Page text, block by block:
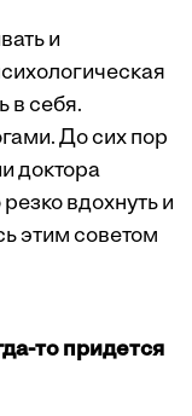
и
в себя.
До сих пор
доктора
вдохнуть и
этим советом
то придется